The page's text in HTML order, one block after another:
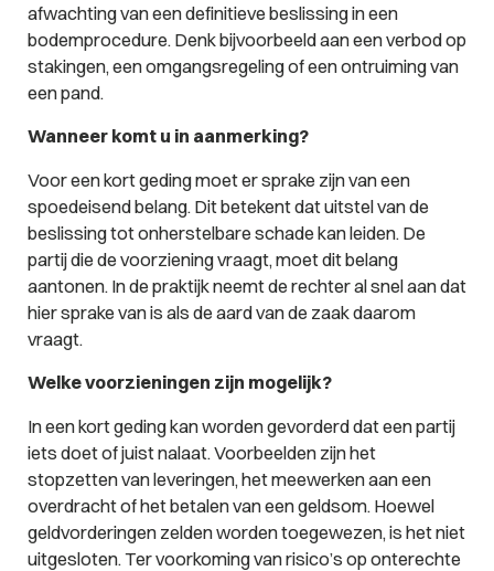
afwachting van een definitieve beslissing in een
bodemprocedure. Denk bijvoorbeeld aan een verbod op
stakingen, een omgangsregeling of een ontruiming van
een pand.
Wanneer komt u in aanmerking?
Voor een kort geding moet er sprake zijn van een
spoedeisend belang. Dit betekent dat uitstel van de
beslissing tot onherstelbare schade kan leiden. De
partij die de voorziening vraagt, moet dit belang
aantonen. In de praktijk neemt de rechter al snel aan dat
hier sprake van is als de aard van de zaak daarom
vraagt.
Welke voorzieningen zijn mogelijk?
In een kort geding kan worden gevorderd dat een partij
iets doet of juist nalaat. Voorbeelden zijn het
stopzetten van leveringen, het meewerken aan een
overdracht of het betalen van een geldsom. Hoewel
geldvorderingen zelden worden toegewezen, is het niet
uitgesloten. Ter voorkoming van risico’s op onterechte